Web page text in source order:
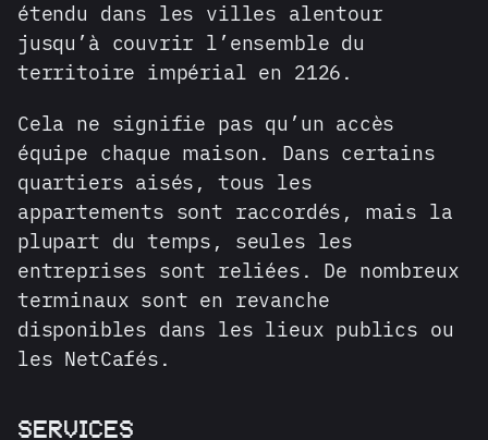
étendu dans les villes alentour
jusqu’à couvrir l’ensemble du
territoire impérial en 2126.
Cela ne signifie pas qu’un accès
équipe chaque maison. Dans certains
quartiers aisés, tous les
appartements sont raccordés, mais la
plupart du temps, seules les
entreprises sont reliées. De nombreux
terminaux sont en revanche
disponibles dans les lieux publics ou
les NetCafés.
SERVICES